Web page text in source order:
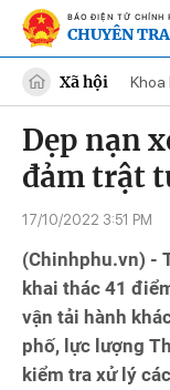
BÁO ĐIỆN TỬ CHÍNH
CHUYÊN
Xã hội Khoa
Dẹp nạn
đảm trật
17/10/2022 3:51 PM
(Chinhphu.vn) -
khai thác 41
vận tải hành
phố, lực lượng
kiểm tra xử lý